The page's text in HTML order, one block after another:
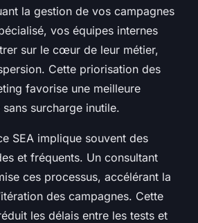
la gestion de vos campagnes
vos équipes internes
sur le cœur de leur métier,
Cette priorisation des
favorise une meilleure
surcharge inutile.
SEA implique souvent des
et fréquents. Un consultant
ces processus, accélérant la
des campagnes. Cette
les délais entre les tests et